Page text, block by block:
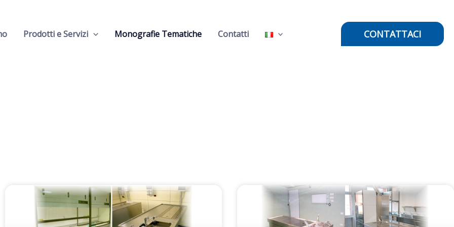
Prodotti e Servizi Monografie Tematiche Contatti CONTATTACI